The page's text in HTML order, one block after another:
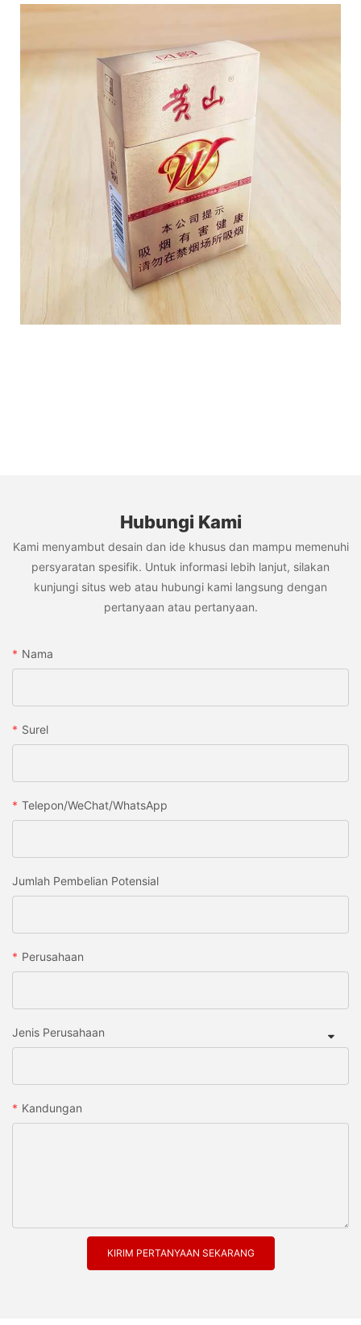
Hubungi Kami
Kami menyambut desain dan ide khusus dan mampu memenuhi
persyaratan spesifik. Untuk informasi lebih lanjut, silakan
kunjungi situs web atau hubungi kami langsung dengan
pertanyaan atau pertanyaan.
Nama
Surel
Telepon/WeChat/WhatsApp
Jumlah Pembelian Potensial
Perusahaan
Jenis Perusahaan
Kandungan
KIRIM PERTANYAAN SEKARANG